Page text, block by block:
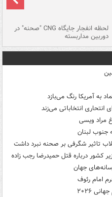
لحظه انفجار جایگاه CNG "صحنه" در
دوربین مداربسته
به آمریکا رنگ می‌بازد
انتحاری انتخاباتی می‌زند
مراد ویسی
جنوب لبنان
تاثیر شگرفی بر صحنه نبرد داشت
کشور درباره قتل حمیدرضا رجب زاده
جهان
امام رئوف
۲۰۲۶